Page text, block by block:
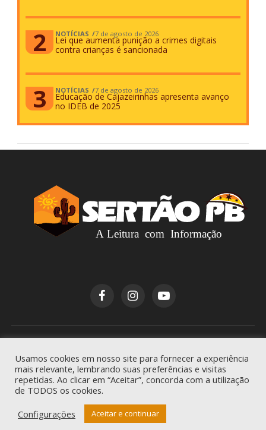
NOTÍCIAS 7 de agosto de 2026
Lei que aumenta punição a crimes digitais
contra crianças é sancionada
NOTÍCIAS 7 de agosto de 2026
Educação de Cajazeirinhas apresenta avanço
no IDEB de 2025
reservados.
Usamos cookies em nosso site para fornecer a experiência
mais relevante, lembrando suas preferências e visitas
repetidas. Ao clicar em “Aceitar”, concorda com a utilização
de TODOS os cookies.
Configurações
Aceitar e continuar